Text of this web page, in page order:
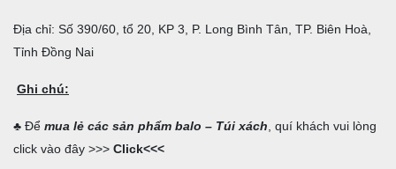
Địa chỉ: Số 390/60, tổ 20, KP 3, P. Long Bình Tân, TP. Biên Hoà,
Tỉnh Đồng Nai
Ghi chú:
♣ Để mua lẻ các sản phẩm balo – Túi xách , quí khách vui lòng
click vào đây >>> Click<<<